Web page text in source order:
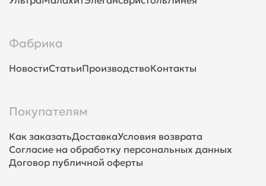
Фабрика
НовостиСтатьиПроизводствоКонтакты
Покупателям
Как заказатьДоставкаУсловия возврата
Согласие на обработку персональных данных
Договор публичной оферты